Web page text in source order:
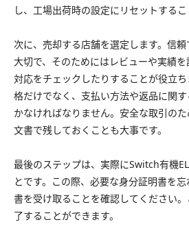
し、工場出荷時の設定にリセットするこ
次に、売却する店舗を選定します。信
大切で、そのためにはレビューや実績
対応をチェックしたりすることが役立
格だけでなく、支払い方法や返品に関
かなければなりません。安全な取引の
文書で残しておくことも大事です。
最後のステップは、実際にSwitch有機
とです。この際、必要な身分証明書を
書を受け取ることを確認してください
了することができます。